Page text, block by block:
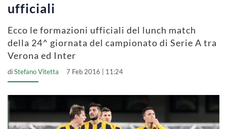
ufficiali
Ecco le formazioni ufficiali del lunch match
della 24^ giornata del campionato di Serie A tra
Verona ed Inter
diStefano Vitetta 7 Feb 2016 | 11:24